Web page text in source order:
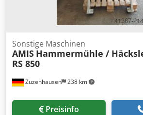
Zuzenhausen 238 km
Sonstige Maschinen
AMIS Hammermühle /
RS 850
Preisinfo